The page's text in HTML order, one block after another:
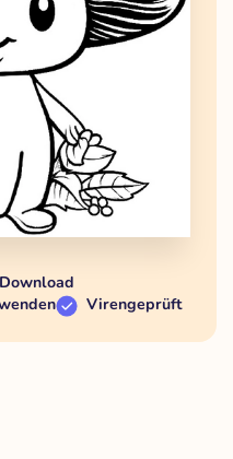
Virengeprüft